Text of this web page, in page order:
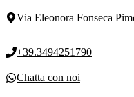
Via Eleonora Fonseca
+39.3494251790
Chatta con noi